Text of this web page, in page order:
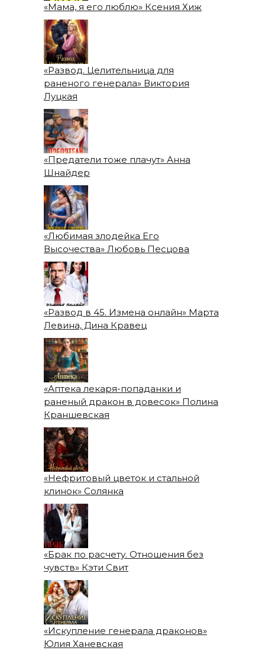
«Мама, я его люблю» Ксения Хиж
«Развод. Целительница для
раненого генерала» Виктория
Луцкая
«Предатели тоже плачут» Анна
Шнайдер
«Любимая злодейка Его
Высочества» Любовь Песцова
«Развод в 45. Измена онлайн» Марта
Левина, Дина Кравец
«Аптека лекаря-попаданки и
раненый дракон в довесок» Полина
Краншевская
«Нефритовый цветок и стальной
клинок» Солянка
«Брак по расчету. Отношения без
чувств» Кэти Свит
«Искупление генерала драконов»
Юлия Ханевская